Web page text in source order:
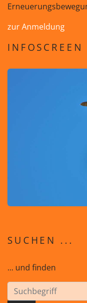
zur Anmeldung
INFOSCREEN
SUCHEN ...
... und finden